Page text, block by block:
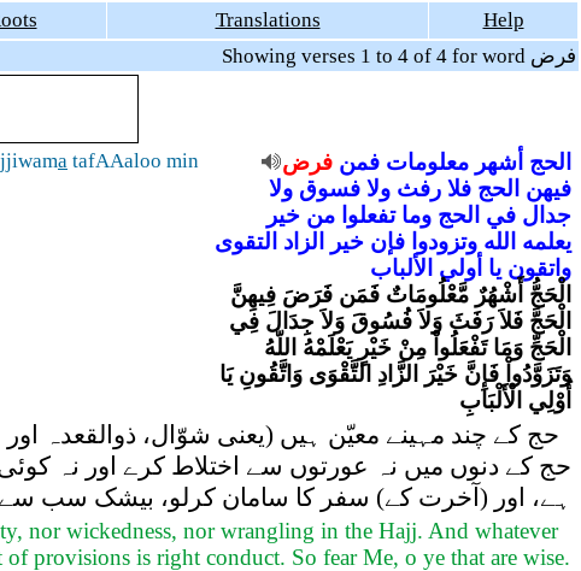
Translations
Help
Showing verses 1 to 4 of 4 for word فرض
a tafAAaloo min
الحج أشهر معلومات فمن فرض
فيهن الحج فلا رفث ولا فسوق ولا
جدال في الحج وما تفعلوا من خير
يعلمه الله وتزودوا فإن خير الزاد التقوى
واتقون يا أولي الألباب
الْحَجُّ أَشْهُرٌ مَّعْلُومَاتٌ فَمَن فَرَضَ فِيهِنَّ
الْحَجَّ فَلاَ رَفَثَ وَلاَ فُسُوقَ وَلاَ جِدَالَ فِي
الْحَجِّ وَمَا تَفْعَلُواْ مِنْ خَيْرٍ يَعْلَمْهُ اللّهُ
وَتَزَوَّدُواْ فَإِنَّ خَيْرَ الزَّادِ التَّقْوَى وَاتَّقُونِ يَا
أُوْلِي الْأَلْبَابِ
حج کے چند مہینے معیّن ہیں (یعنی شوّال، ذوالقعدہ
حج کے دنوں میں نہ عورتوں سے اختلاط کرے اور نہ
ہے، اور (آخرت کے) سفر کا سامان کرلو، بیشک سب سے
nor wickedness, nor wrangling in the Hajj. And whatever
provisions is right conduct. So fear Me, o ye that are wise.